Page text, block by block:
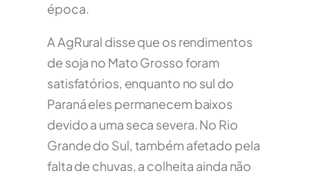
época.
A AgRural disse que os rendimentos
de soja no Mato Grosso foram
satisfatórios, enquanto no sul do
Paraná eles permanecem baixos
devido a uma seca severa. No Rio
Grande do Sul, também afetado pela
falta de chuvas, a colheita ainda não